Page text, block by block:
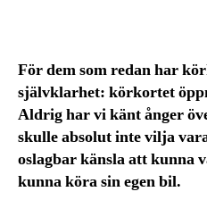
För dem som redan har
självklarhet: körkortet
Aldrig har vi känt ånger
skulle absolut inte vilja
oslagbar känsla att kunna
kunna köra sin egen bil.